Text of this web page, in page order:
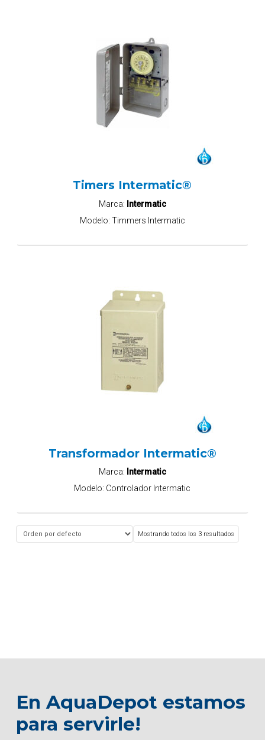
Timers Intermatic®
Marca: Intermatic
Modelo: Timmers Intermatic
Transformador Intermatic®
Marca: Intermatic
Modelo: Controlador Intermatic
Mostrando todos los 3 resultados
En AquaDepot estamos
para servirle!